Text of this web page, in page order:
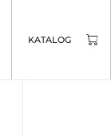
KATALOG